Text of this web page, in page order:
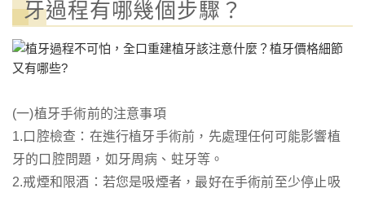
牙過程有哪幾個步驟？
(一)植牙手術前的注意事項
1.口腔檢查：在進行植牙手術前，先處理任何可能影響植
牙的口腔問題，如牙周病、蛀牙等。
2.戒煙和限酒：若您是吸煙者，最好在手術前至少停止吸